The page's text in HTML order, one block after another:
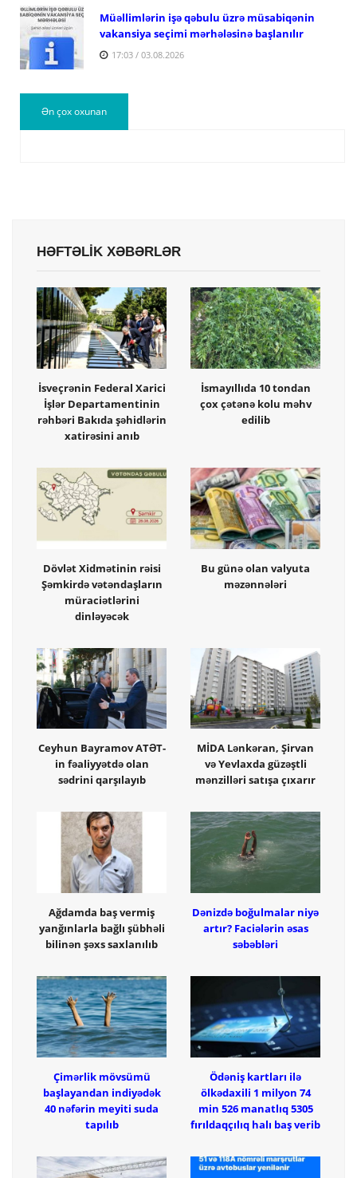
Müəllimlərin işə qəbulu üzrə müsabiqənin
vakansiya seçimi mərhələsinə başlanılır
17:03 / 03.08.2026
Ən çox oxunan
HƏFTƏLİK XƏBƏRLƏR
İsveçrənin Federal Xarici
İşlər Departamentinin
rəhbəri Bakıda şəhidlərin
xatirəsini anıb
İsmayıllıda 10 tondan
çox çətənə kolu məhv
edilib
Dövlət Xidmətinin rəisi
Şəmkirdə vətəndaşların
müraciətlərini
dinləyəcək
Bu günə olan valyuta
məzənnələri
Ceyhun Bayramov ATƏT-
in fəaliyyətdə olan
sədrini qarşılayıb
MİDA Lənkəran, Şirvan
və Yevlaxda güzəştli
mənzilləri satışa çıxarır
Ağdamda baş vermiş
yanğınlarla bağlı şübhəli
bilinən şəxs saxlanılıb
Dənizdə boğulmalar niyə
artır? Faciələrin əsas
səbəbləri
Çimərlik mövsümü
başlayandan indiyədək
40 nəfərin meyiti suda
tapılıb
Ödəniş kartları ilə
ölkədaxili 1 milyon 74
min 526 manatlıq 5305
fırıldaqçılıq halı baş verib